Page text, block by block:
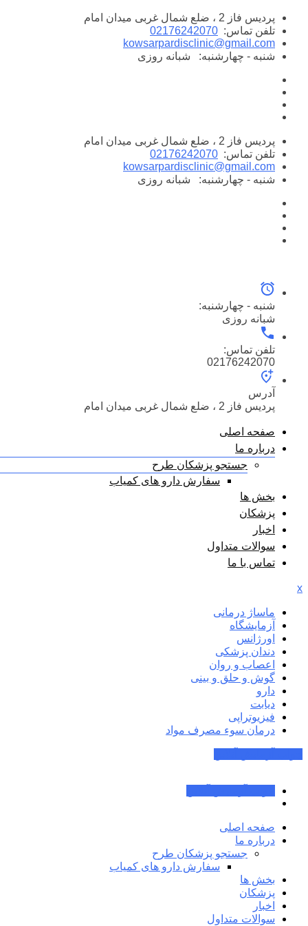
پرش
محتوا
پردیس فاز 2 ، ضلع شمال غربی میدان امام
تلفن تماس: 02176242070
kowsarpardisclinic@gmail.com
شنبه - چهارشنبه:
شبانه روزی
پردیس فاز 2 ، ضلع شمال غربی میدان امام
تلفن تماس: 02176242070
kowsarpardisclinic@gmail.com
شنبه - چهارشنبه:
شبانه روزی
شنبه - چهارشنبه:
شبانه روزی
تلفن تماس:
02176242070
آدرس
پردیس فاز 2 ، ضلع شمال غربی میدان امام
صفحه اصلی
درباره ما
جستجو پزشکان طرح
سفارش دارو های کمیاب
بخش ها
پزشکان
اخبار
سوالات متداول
تماس با ما
x
ماساژ درمانی
آزمایشگاه
اورژانس
دندان پزشکی
اعصاب و روان
گوش و حلق و بینی
دارو
دیابت
فیزیوتراپی
درمان سوء مصرف مواد
صفحه اصلی
درباره ما
جستجو پزشکان طرح
سفارش دارو های کمیاب
بخش ها
پزشکان
اخبار
سوالات متداول